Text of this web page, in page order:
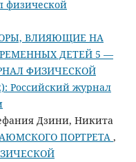
физической
ВЛИЯЮЩИЕ НА
ДЕТЕЙ 5 —
ФИЗИЧЕСКОЙ
Российский журнал
Дзини, Никита
ПОРТРЕТА ,